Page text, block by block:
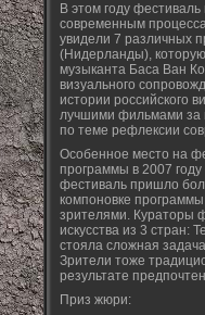
В этом году
современным
увидели 7 различных
(Нидерланды), которую
музыканта Баса Ван
визуального
истории российского
лучшими фильмами за
по теме рефлексии
Особенное место на
программы в 2007
фестиваль пришло
компоновке
зрителями. Кураторы
искусства из 3 стран:
стояла сложная
Зрители тоже
результате
Приз жюри: